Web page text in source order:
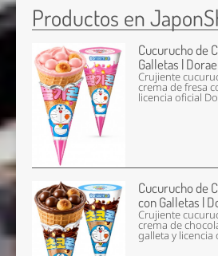
Productos en
Cucurucho de
Galletas |
Crujiente
crema de fresa
licencia oficial
Cucurucho de
con Galletas |
Crujiente
crema de
galleta y